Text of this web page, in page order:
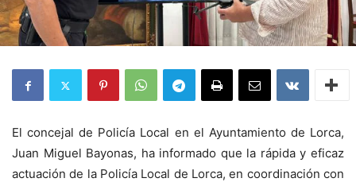
El concejal de Policía Local en el Ayuntamiento de Lorca,
Juan Miguel Bayonas, ha informado que la rápida y eficaz
actuación de la Policía Local de Lorca, en coordinación con